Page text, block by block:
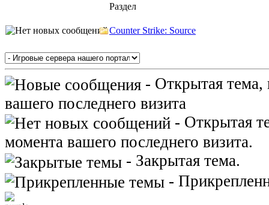
Раздел
Counter Strike: Source
- Открытая
вашего последнего визита
- Открытая
момента вашего последнего визита.
- Закрытая тема.
-